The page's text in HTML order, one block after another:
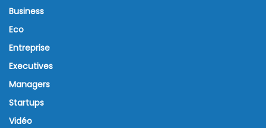
Business
Eco
Entreprise
Executives
Managers
Startups
Vidéo